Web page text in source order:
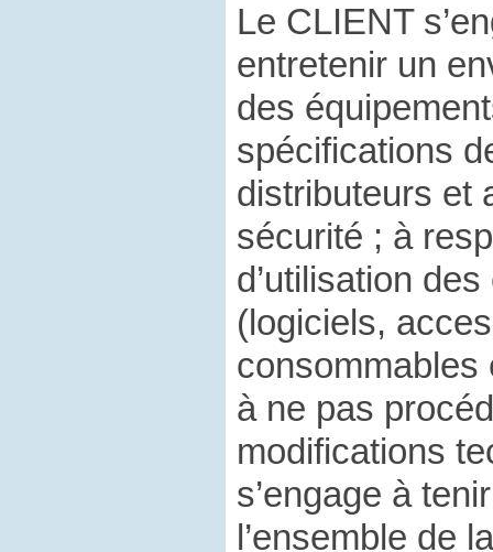
Le CLIENT
entretenir un
des
spécifications
distributeurs et
sécurité ; à
d’utilisation
(logiciels,
consommables
à ne pas
modifications
s’engage à
l’ensemble de